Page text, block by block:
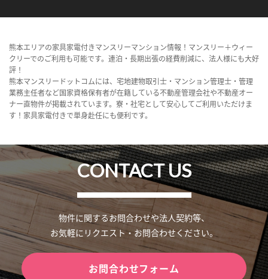
熊本エリアの家具家電付きマンスリーマンション情報！マンスリー＋ウィー
クリーでのご利用も可能です。連泊・長期出張の経費削減に、法人様にも大好
評！
熊本マンスリードットコムには、宅地建物取引士・マンション管理士・管理
業務主任者など国家資格保有者が在籍している不動産管理会社や不動産オー
ナー直物件が掲載されています。寮・社宅として安心してご利用いただけま
す！家具家電付きで単身赴任にも便利です。
CONTACT US
物件に関するお問合わせや法人契約等、
お気軽にリクエスト・お問合わせください。
お問合わせフォーム